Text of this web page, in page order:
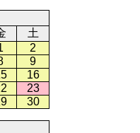
土
2
9
16
23
30